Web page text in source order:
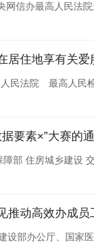
信办最高人民法
居住地享有关
民法院 最高人
要素×”大赛的
部 住房城乡建设
推动高效办成员
设部办公厅、国家